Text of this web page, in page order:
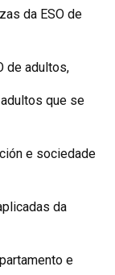
da ESO de
de adultos,
que se
e sociedade
da
e